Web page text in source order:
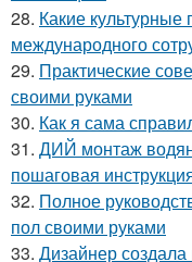
28. Какие
международного
29. Практические
своими руками
30. Как я сама
31. ДИЙ монтаж
пошаговая
32. Полное
пол своими руками
33. Дизайнер